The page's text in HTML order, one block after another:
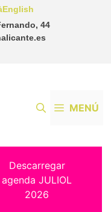
44
English
MENÚ
Descarregar
agenda JULIOL
2026